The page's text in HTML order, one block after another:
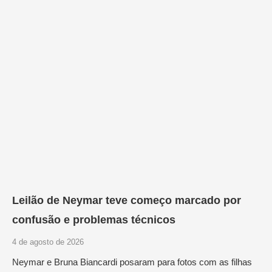
Leilão de Neymar teve começo marcado por
confusão e problemas técnicos
4 de agosto de 2026
Neymar e Bruna Biancardi posaram para fotos com as filhas